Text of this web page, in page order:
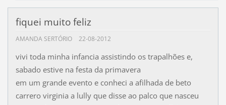
fiquei muito feliz
AMANDA SERTÓRIO 22-08-2012
vivi toda minha infancia assistindo os trapalhões e,
sabado estive na festa da primavera
em um grande evento e conheci a afilhada de beto
carrero virginia a lully que disse ao palco que nasceu